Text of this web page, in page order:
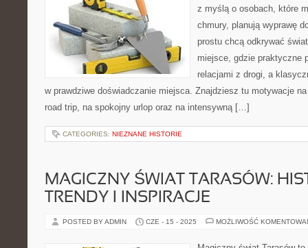
z myślą o osobach, które
chmury, planują wyprawę
prostu chcą odkrywać
miejsce, gdzie praktyczne
relacjami z drogi, a
w prawdziwe doświadczanie miejsca. Znajdziesz tu motywacje
road trip, na spokojny urlop oraz na intensywną […]
CATEGORIES: NIEZNANE HISTORIE
MAGICZNY ŚWIAT TARASÓW:
TRENDY I INSPIRACJE
POSTED BY ADMIN CZE - 15 - 2025 MOŻLIWOŚĆ